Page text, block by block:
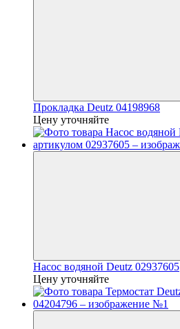
Прокладка Deutz 04198968
Цену уточняйте
Насос водяной Deutz 02937605
Цену уточняйте